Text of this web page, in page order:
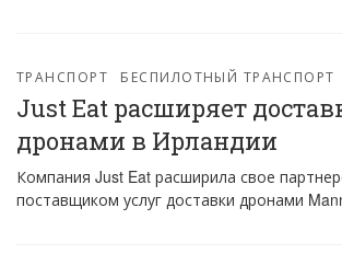
ТРАНСПОРТ БЕСПИЛОТНЫЙ ТРАНСПОРТ
Just Eat расширяет
дронами в Ирландии
Компания Just Eat расширила свое
поставщиком услуг доставки дронами